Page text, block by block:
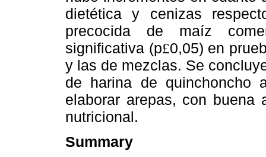
dietética y cenizas
precocida de maíz
significativa (p£0,05) en
y las de mezclas. Se
de harina de quinchoncho
elaborar arepas, con buena
nutricional.
Summary